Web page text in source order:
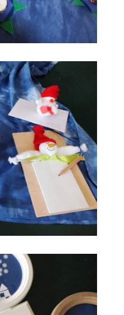
venkov, příspěvková
280
732 246 380, Jídelna:
2hgmui6